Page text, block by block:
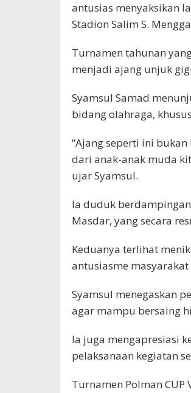
antusias menyaksikan
Stadion Salim S.
Turnamen tahunan
menjadi ajang unjuk
Syamsul Samad
bidang olahraga,
“Ajang seperti ini
dari anak-anak muda
ujar Syamsul.
Ia duduk
Masdar, yang secara
Keduanya terlihat
antusiasme
Syamsul menegaskan
agar mampu bersaing
Ia juga mengapresiasi
pelaksanaan kegiatan
Turnamen Polman